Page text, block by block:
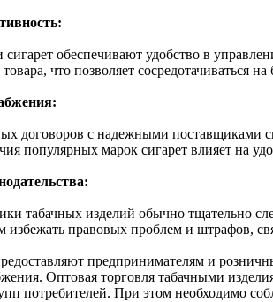
обеспечивают удобство в
что позволяет сосредотачиваться
договоров с надежными поставщиками
популярных марок сигарет влияет на
табачных изделий обычно тщательно
избежать правовых проблем и штрафов,
предпринимателям и
Оптовая торговля табачными
потребителей. При этом необходимо